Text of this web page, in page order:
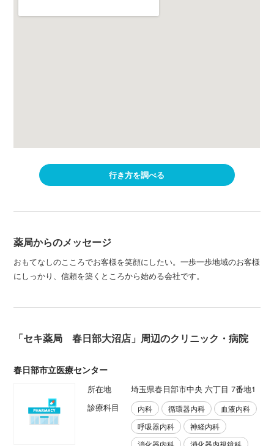
行き方を調べる
薬局からのメッセージ
おもてなしのこころでお客様を笑顔にしたい。一歩一歩地域のお客様
にしっかり、信頼を築くところから始める会社です。
「セキ薬局 春日部大沼店」周辺のクリニック・病院
春日部市立医療センター
所在地
埼玉県春日部市中央 六丁目 7番地1
診療科目
内科 循環器内科
血液内科
呼吸器内科
神経内科
消化器内科
消化器内視鏡科